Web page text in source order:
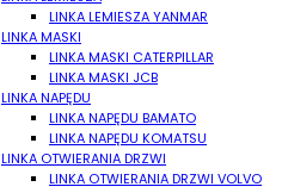
LINKA LEMIESZA YANMAR
LINKA MASKI
LINKA MASKI CATERPILLAR
LINKA MASKI JCB
LINKA NAPĘDU
LINKA NAPĘDU BAMATO
LINKA NAPĘDU KOMATSU
LINKA OTWIERANIA DRZWI
LINKA OTWIERANIA DRZWI VOLVO